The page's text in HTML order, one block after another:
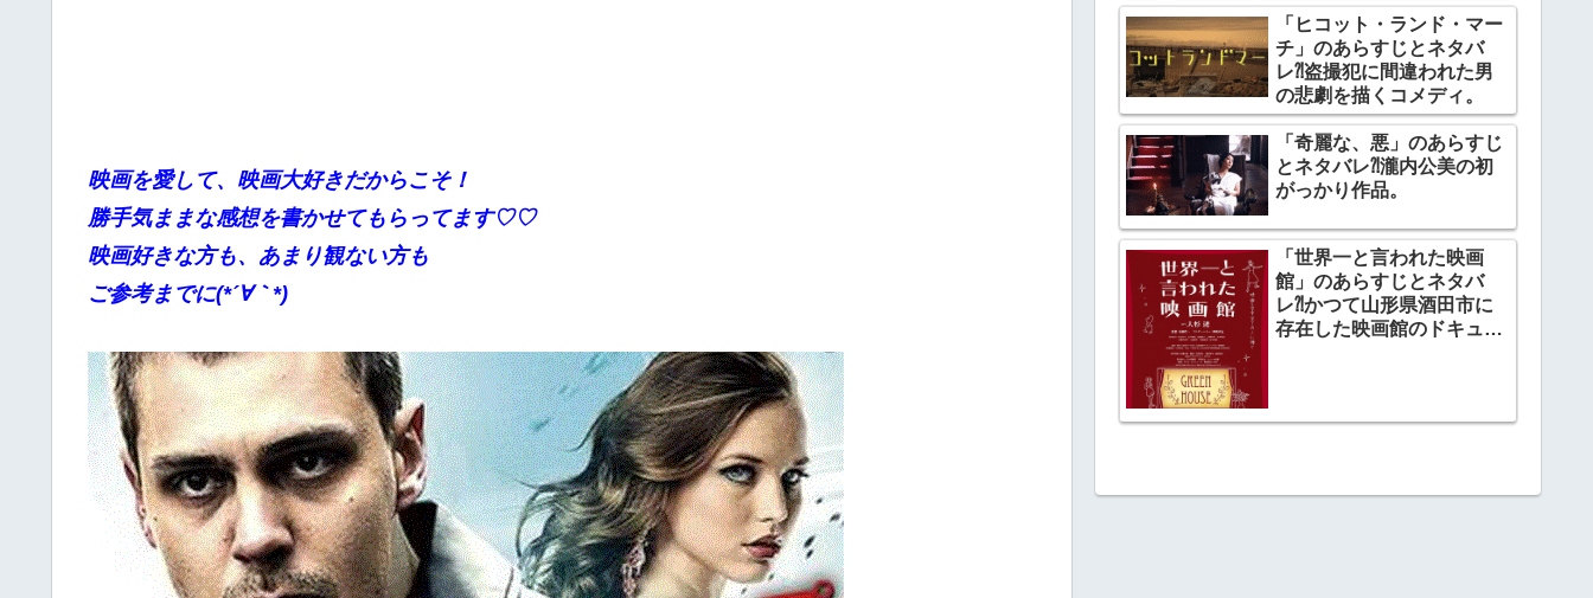
映画を愛して、映画大好きだからこそ！
勝手気ままな感想を書かせてもらってます♡♡
映画好きな方も、あまり観ない方も
ご参考までに(*´∀｀*)
「ヒコット・ランド・マー
チ」のあらすじとネタバ
レ⁈盗撮犯に間違われた男
の悲劇を描くコメディ。
「奇麗な、悪」のあらすじ
とネタバレ⁈瀧内公美の初
がっかり作品。
「世界一と言われた映画
館」のあらすじとネタバ
レ⁈かつて山形県酒田市に
存在した映画館のドキュメ